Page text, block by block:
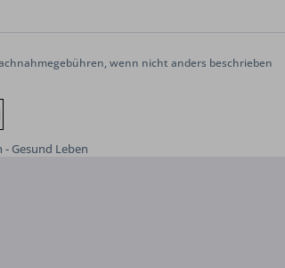
wenn nicht anders beschrieben
Gesund Leben